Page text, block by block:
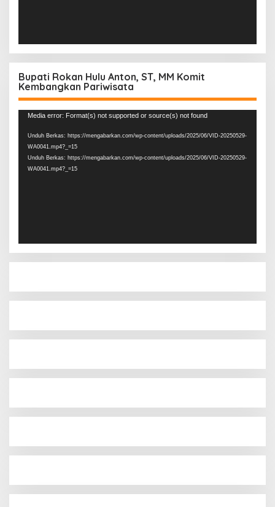
Bupati Rokan Hulu Anton, ST, MM Komit
Kembangkan Pariwisata
Pemutar
Media error: Format(s) not supported or source(s) not found
Unduh Berkas: https://mengabarkan.com/wp-content/uploads/2025/06/VID-20250529-
WA0041.mp4?_=15
Unduh Berkas: https://mengabarkan.com/wp-content/uploads/2025/06/VID-20250529-
WA0041.mp4?_=15